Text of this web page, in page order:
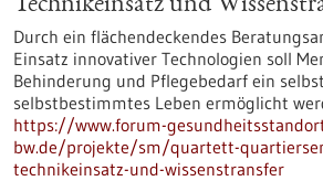
Technikeinsatz und
Durch ein flächendeckendes
Einsatz innovativer Technologien soll
Behinderung und Pflegebedarf ein
selbstbestimmtes Leben ermöglicht
https://www.forum-
bw.de/projekte/sm/quartett-
technikeinsatz-und-wissenstransfer